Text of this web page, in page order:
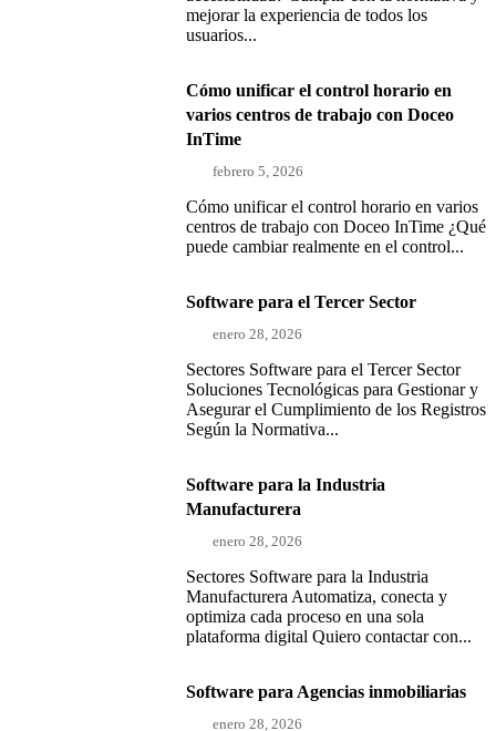
mejorar la experiencia de todos los
usuarios...
Cómo unificar el control horario en
varios centros de trabajo con Doceo
InTime
febrero 5, 2026
Cómo unificar el control horario en varios
centros de trabajo con Doceo InTime ¿Qué
puede cambiar realmente en el control...
Software para el Tercer Sector
enero 28, 2026
Sectores Software para el Tercer Sector
Soluciones Tecnológicas para Gestionar y
Asegurar el Cumplimiento de los Registros
Según la Normativa...
Software para la Industria
Manufacturera
enero 28, 2026
Sectores Software para la Industria
Manufacturera Automatiza, conecta y
optimiza cada proceso en una sola
plataforma digital Quiero contactar con...
Software para Agencias inmobiliarias
enero 28, 2026